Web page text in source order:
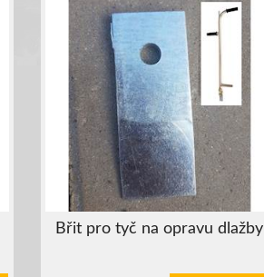
Břit pro tyč na opravu dlažby